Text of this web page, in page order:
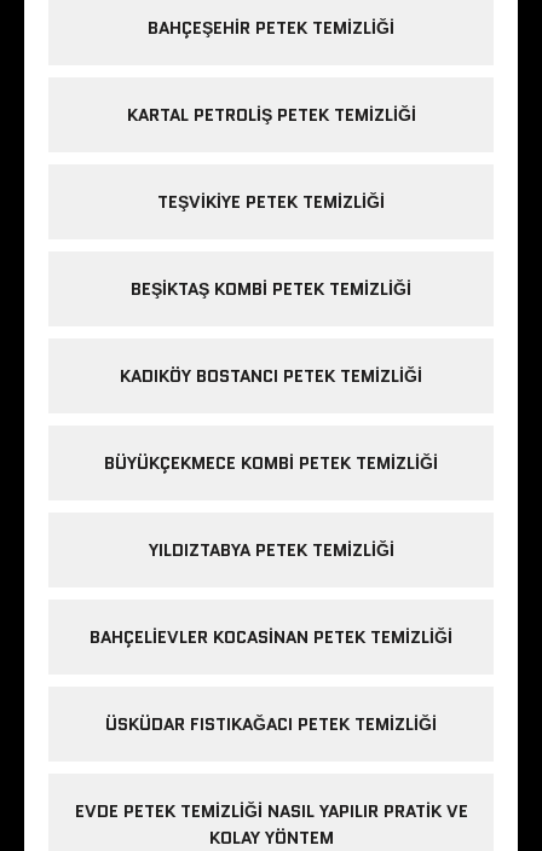
BAHÇEŞEHIR PETEK TEMIZLIĞI
KARTAL PETROLIŞ PETEK TEMIZLIĞI
TEŞVIKIYE PETEK TEMIZLIĞI
BEŞIKTAŞ KOMBI PETEK TEMIZLIĞI
KADIKÖY BOSTANCI PETEK TEMIZLIĞI
BÜYÜKÇEKMECE KOMBI PETEK TEMIZLIĞI
YILDIZTABYA PETEK TEMIZLIĞI
BAHÇELIEVLER KOCASINAN PETEK TEMIZLIĞI
ÜSKÜDAR FISTIKAĞACI PETEK TEMIZLIĞI
EVDE PETEK TEMIZLIĞI NASIL YAPILIR PRATIK VE
KOLAY YÖNTEM